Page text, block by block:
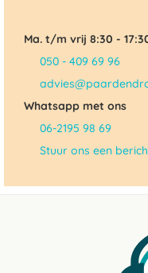
Ma. t/m vrij 8:30 -
050 - 409 69 96
Whatsapp met ons
06-2195 98 69
Stuur ons een